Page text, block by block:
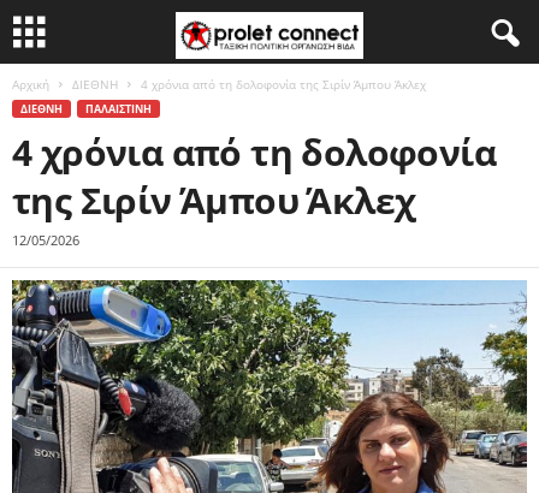
Αρχική ΔΙΕΘΝΗ 4 χρόνια από τη δολοφονία της Σιρίν Άμπου Άκλεχ
ΔΙΕΘΝΗ ΠΑΛΑΙΣΤΙΝΗ
4 χρόνια από τη δολοφονία
της Σιρίν Άμπου Άκλεχ
12/05/2026